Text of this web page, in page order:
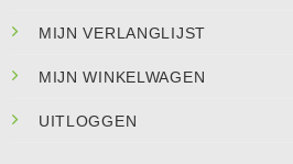
MIJN VERLANGLIJST
MIJN WINKELWAGEN
UITLOGGEN